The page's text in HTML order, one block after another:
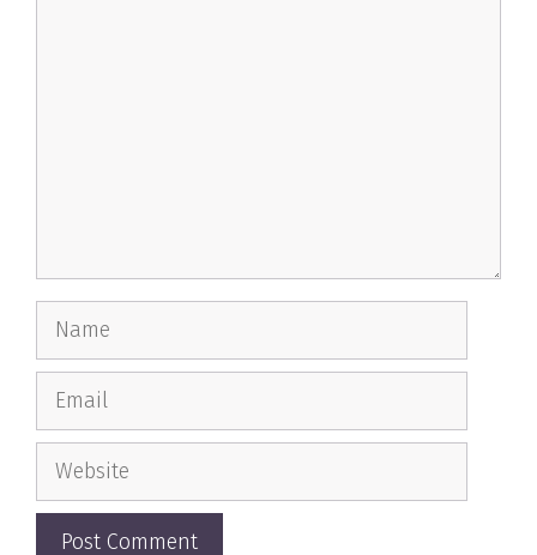
Name
Email
Website